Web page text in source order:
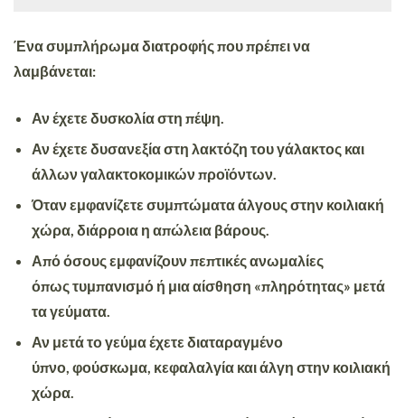
Ένα συμπλήρωμα διατροφής που πρέπει να
λαμβάνεται:
Αν έχετε δυσκολία στη πέψη.
Αν έχετε δυσανεξίαστη λακτόζη του γάλακτος και
άλλων γαλακτοκομικών προϊόντων.
Όταν εμφανίζετε συμπτώματαάλγουςστην κοιλιακή
χώρα, διάρροια η απώλεια βάρους.
Από όσους εμφανίζουν πεπτικές ανωμαλίες
όπωςτυμπανισμό ή μια αίσθηση «πληρότητας» μετά
τα γεύματα.
Αν μετά το γεύμα έχετε διαταραγμένο
ύπνο, φούσκωμα, κεφαλαλγία και άλγη στην κοιλιακή
χώρα.